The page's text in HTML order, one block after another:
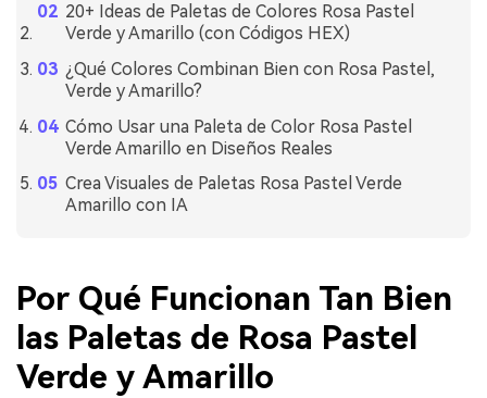
20+ Ideas de Paletas de Colores Rosa Pastel
Verde y Amarillo (con Códigos HEX)
¿Qué Colores Combinan Bien con Rosa Pastel,
Verde y Amarillo?
Cómo Usar una Paleta de Color Rosa Pastel
Verde Amarillo en Diseños Reales
Crea Visuales de Paletas Rosa Pastel Verde
Amarillo con IA
Por Qué Funcionan Tan Bien
las Paletas de Rosa Pastel
Verde y Amarillo